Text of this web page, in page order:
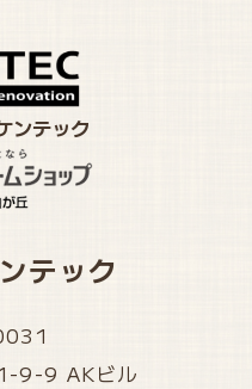
ンテック
テック
9-9 AKビル